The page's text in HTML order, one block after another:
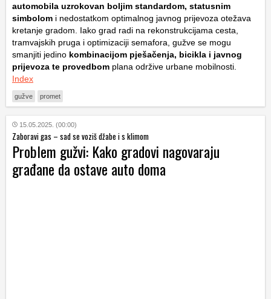
automobila uzrokovan boljim standardom, statusnim
simbolom i nedostatkom optimalnog javnog prijevoza otežava
kretanje gradom. Iako grad radi na rekonstrukcijama cesta,
tramvajskih pruga i optimizaciji semafora, gužve se mogu
smanjiti jedino kombinacijom pješačenja, bicikla i javnog
prijevoza te provedbom plana održive urbane mobilnosti.
Index
gužve promet
15.05.2025. (00:00)
Zaboravi gas – sad se voziš džabe i s klimom
Problem gužvi: Kako gradovi nagovaraju
građane da ostave auto doma